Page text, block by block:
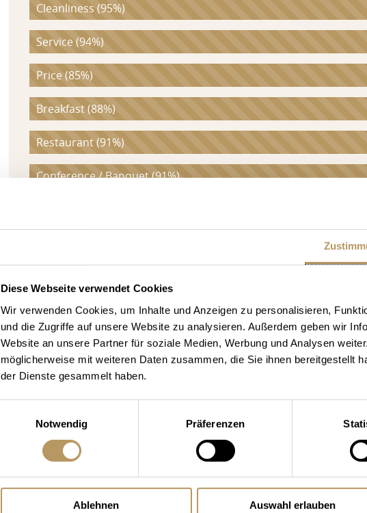
Diese Webseite verwendet Cookies
Wir verwenden Cookies, um Inhalte und Anzeigen zu personalisieren,
und die Zugriffe auf unsere Website zu analysieren. Außerdem geben wir
Website an unsere Partner für soziale Medien, Werbung und Analysen
möglicherweise mit weiteren Daten zusammen, die Sie ihnen bereitgestellt
der Dienste gesammelt haben.
Notwendig
Präferenzen
Ablehnen Auswahl erlauben
Cleanliness (95%)
Service (94%)
Price (85%)
Breakfast (88%)
Restaurant (91%)
Conference / Banquet (91%)
Portals
92%
Customer Alliance
(2051 Reviews)
90%
Google
(853 Reviews)
90%
Logitravel
(635 Reviews)